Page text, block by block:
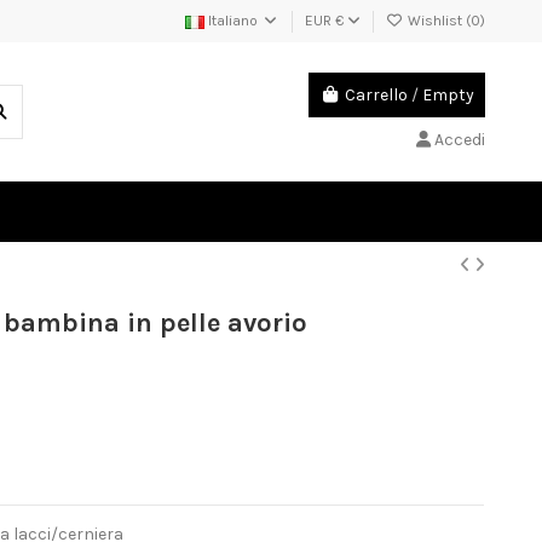
Italiano EUR € Wishlist (0)
Carrello / Empty
Accedi
in pelle avorio
lacci/cerniera